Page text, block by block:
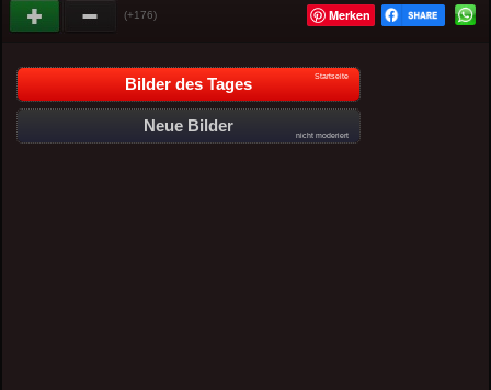
(+176) Merken
Bilder des Tages Startseite
Neue Bilder
nicht moderiert